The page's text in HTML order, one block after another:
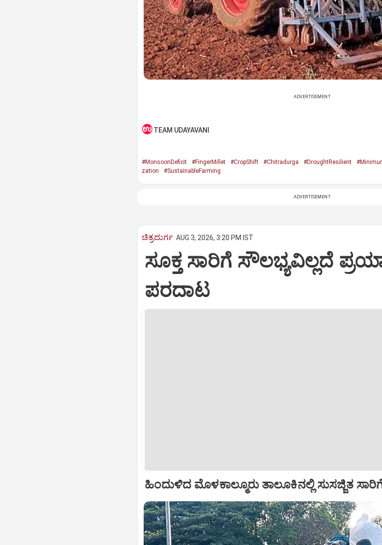
ADVERTISEMENT
TEAM UDAYAVANI
#MonsoonDeficit #FingerMillet #CropShift #Chitradurga #DroughtResilient
zation
#SustainableFarming
ADVERTISEMENT
ಚಿತ್ರದುರ್ಗ AUG 3, 2026, 3:20 PM IST
ಸೂಕ್ತ ಸಾರಿಗೆ ಸೌಲಭ್ಯವಿಲ್ಲದೆ
ಪರದಾಟ
ಹಿಂದುಳಿದ ಮೊಳಕಾಲ್ಮೂರು ತಾಲೂಕಿನಲ್ಲಿ ಸುಸಜ್ಜಿತ